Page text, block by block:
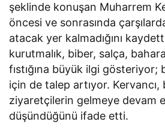
şeklinde konuşan Muharrem
öncesi ve sonrasında
atacak yer kalmadığını
kurutmalık, biber, salça,
fıstığına büyük ilgi
için de talep artıyor.
ziyaretçilerin gelmeye devam
düşündüğünü ifade etti.